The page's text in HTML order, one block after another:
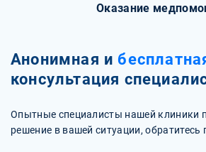
Оказание
Анонимная и
консультация
Опытные специалисты нашей клиники
решение в вашей ситуации, обратитесь